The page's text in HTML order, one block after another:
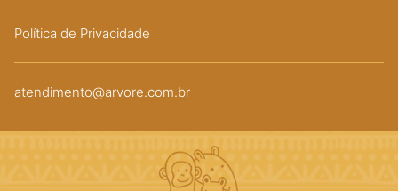
Política de Privacidade
atendimento@arvore.com.br